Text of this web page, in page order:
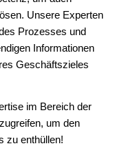
Unsere Experten
Prozesses und
Informationen
Geschäftszieles
im Bereich der
um den
zu enthüllen!